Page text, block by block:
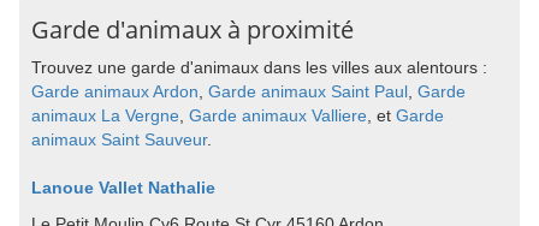
Garde d'animaux à proximité
Trouvez une garde d'animaux dans les villes aux alentours :
Garde animaux Ardon Garde animaux Saint Paul Garde
animaux La Vergne Garde animaux Valliere , et Garde
animaux Saint Sauveur.
Lanoue Vallet Nathalie